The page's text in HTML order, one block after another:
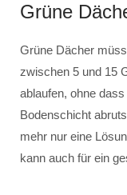
Grüne
Grüne Dächer
zwischen 5 und 15
ablaufen, ohne
Bodenschicht
mehr nur eine
kann auch für ein